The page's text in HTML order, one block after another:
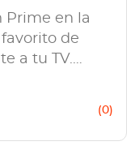
Prime en la
favorito de
a tu TV.
(0)